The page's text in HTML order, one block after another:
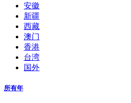
安徽
新疆
西藏
澳门
香港
台湾
国外
所有年